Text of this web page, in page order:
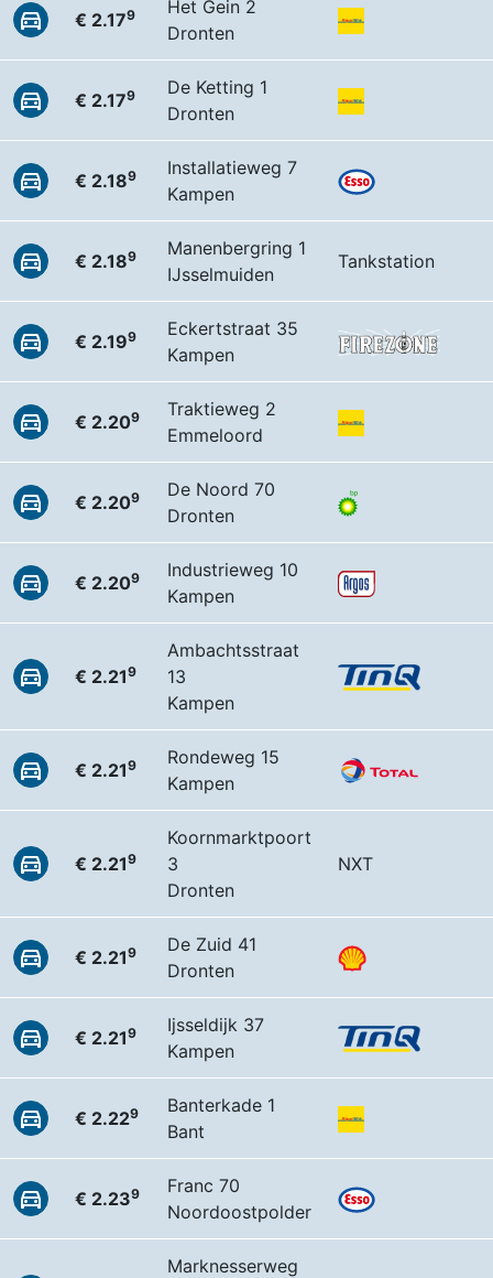
€ 2.179
Het Gein 2
Dronten
€ 2.179
De Ketting 1
Dronten
€ 2.189
Installatieweg 7
Kampen
€ 2.189
Manenbergring 1
IJsselmuiden
Tankstation
€ 2.199
Eckertstraat 35
Kampen
€ 2.209
Traktieweg 2
Emmeloord
€ 2.209
De Noord 70
Dronten
€ 2.209
Industrieweg 10
Kampen
€ 2.219
Ambachtsstraat
13
Kampen
€ 2.219
Rondeweg 15
Kampen
€ 2.219
Koornmarktpoort
3
Dronten
NXT
€ 2.219
De Zuid 41
Dronten
€ 2.219
Ijsseldijk 37
Kampen
€ 2.229
Banterkade 1
Bant
€ 2.239
Franc 70
Noordoostpolder
Marknesserweg